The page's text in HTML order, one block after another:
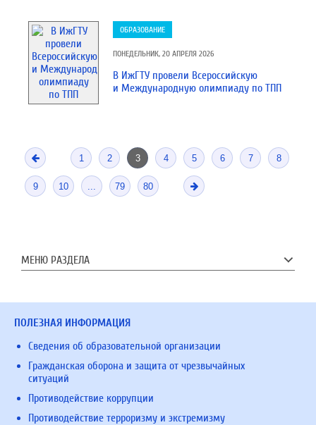
ОБРАЗОВАНИЕ
ПОНЕДЕЛЬНИК, 20 АПРЕЛЯ 2026
В ИжГТУ провели Всероссийскую
и Международную олимпиаду по ТПП
1 2 3 4 5 6 7 8
9 10 79 80
МЕНЮ РАЗДЕЛА
ПОЛЕЗНАЯ ИНФОРМАЦИЯ
Сведения об образовательной организации
Гражданская оборона и защита от чрезвычайных
ситуаций
Противодействие коррупции
Противодействие терроризму и экстремизму